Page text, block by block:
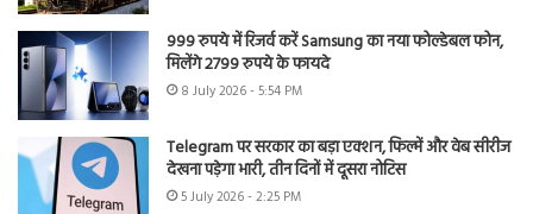
999 रुपये में रिजर्व करें Samsung का नया फोल्डेबल फोन,
मिलेंगे 2799 रुपये के फायदे
8 July 2026 - 5:54 PM
Telegram पर सरकार का बड़ा एक्शन, फिल्में और वेब सीरीज
देखना पड़ेगा भारी, तीन दिनों में दूसरा नोटिस
5 July 2026 - 2:25 PM